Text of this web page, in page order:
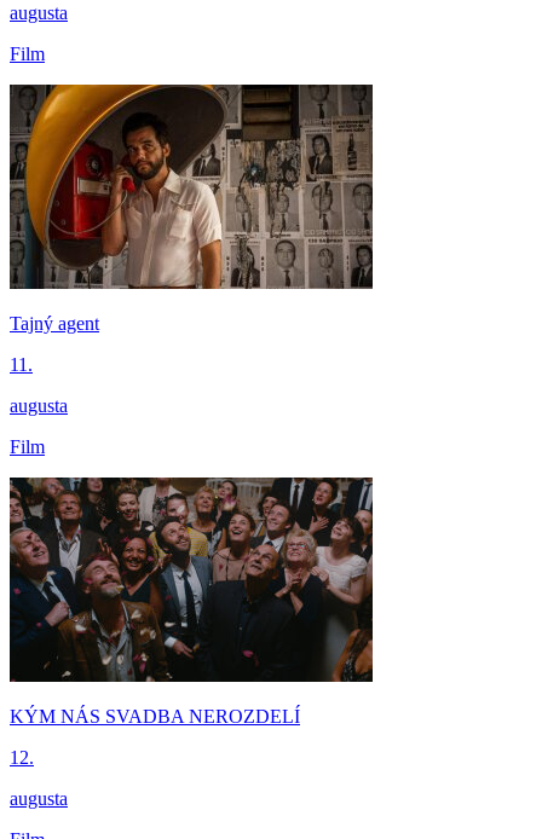
augusta
Film
Tajný agent
11.
augusta
Film
KÝM NÁS SVADBA NEROZDELÍ
12.
augusta